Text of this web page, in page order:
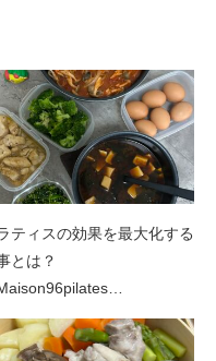
ティスの効果を最大化する
とは？
Maison96pilates…